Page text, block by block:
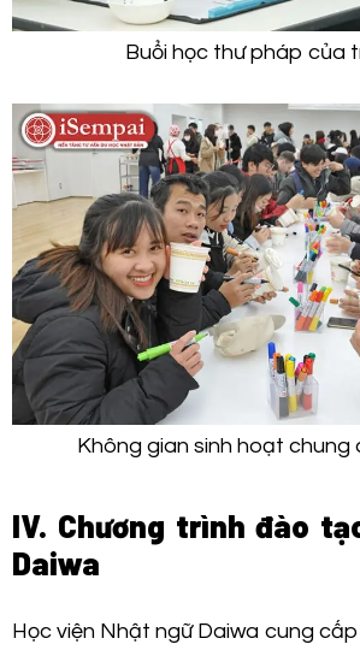
Buổi học thư pháp của
Không gian sinh hoạt chung
IV. Chương trình đào
Daiwa
Học viện Nhật ngữ Daiwa cung